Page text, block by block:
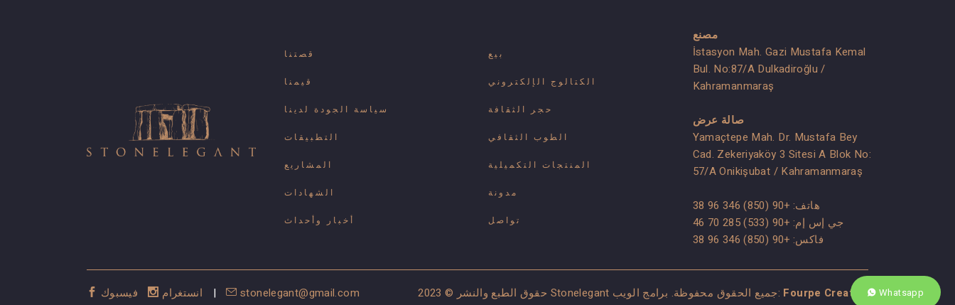
قصتنا
قيمنا
سياسة الجودة لدينا
التطبيقات
المشاريع
الشهادات
أخبار وأحداث
بيع
الكتالوج الإلكتروني
حجر الثقافة
الطوب الثقافي
المنتجات التكميلية
مدونة
تواصل
مصنع
İstasyon Mah. Gazi Mustafa Kemal
Bul. No:87/A Dulkadiroğlu /
Kahramanmaraş
صالة عرض
Yamaçtepe Mah. Dr. Mustafa Bey
Cad. Zekeriyaköy 3 Sitesi A Blok No:
57/A Onikişubat / Kahramanmaraş
هاتف: +90 (850) 346 96 38
جي إس إم: +90 (533) 285 70 46
فاكس: +90 (850) 346 96 38
| stonelegant@gmail.com حقوق الطبع والنشر © 2023 Stonelegant جميع الحقوق محفوظة. برامج الويب: Fourpe Creative Whatsapp